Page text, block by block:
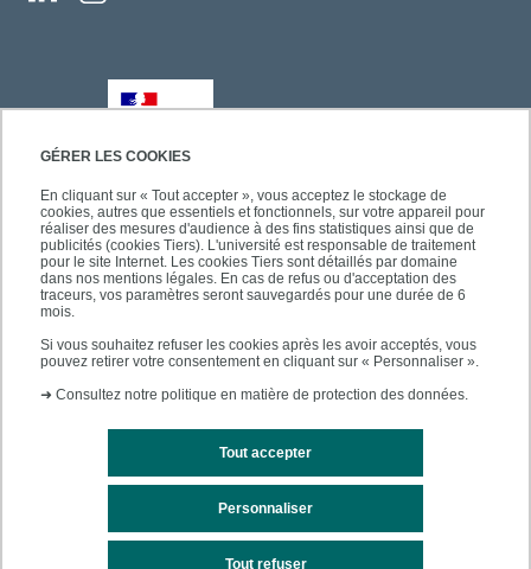
GÉRER LES COOKIES
En cliquant sur « Tout accepter », vous acceptez le stockage de
cookies, autres que essentiels et fonctionnels, sur votre appareil pour
réaliser des mesures d'audience à des fins statistiques ainsi que de
publicités (cookies Tiers). L'université est responsable de traitement
pour le site Internet. Les cookies Tiers sont détaillés par domaine
dans nos mentions légales. En cas de refus ou d'acceptation des
traceurs, vos paramètres seront sauvegardés pour une durée de 6
mois.
Si vous souhaitez refuser les cookies après les avoir acceptés, vous
pouvez retirer votre consentement en cliquant sur « Personnaliser ».
➜ Consultez notre politique en matière de protection des données.
Tout accepter
Tout refuser
Personnaliser
Mentions légales Plan du site